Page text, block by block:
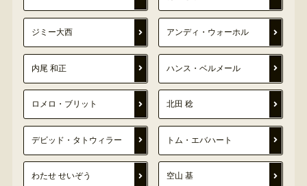
ジミー大西 アンディ・ウォーホル
内尾 和正 ハンス・ベルメール
ロメロ・ブリット 北田 稔
デビッド・タトウィラー トム・エバハート
わたせ せいぞう 空山 基